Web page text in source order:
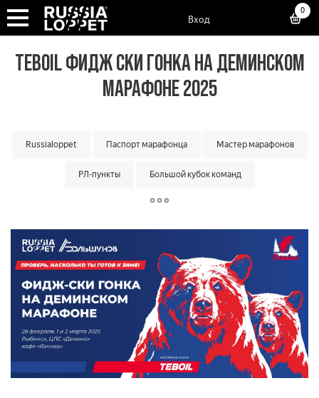
Вход
0
TEBOIL ФИДЖ СКИ ГОНКА НА ДЕМИНСКОМ
МАРАФОНЕ 2025
Russialoppet Паспорт марафонца Мастер марафонов
РЛ-пункты Большой кубок команд
Суперкубок марафонов Суперкубок классик
Лотерея лаки лузеров Онлайн гонки Вкатка